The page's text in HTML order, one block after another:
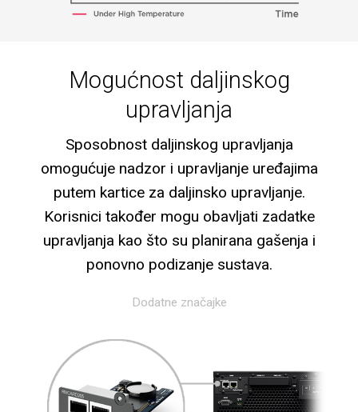
Mogućnost daljinskog
upravljanja
Sposobnost daljinskog upravljanja
omogućuje nadzor i upravljanje uređajima
putem kartice za daljinsko upravljanje.
Korisnici također mogu obavljati zadatke
upravljanja kao što su planirana gašenja i
ponovno podizanje sustava.
Dodatne značajke